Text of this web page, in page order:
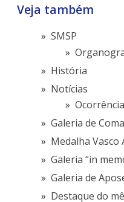
Veja também
SMSP
História
Notícias
Galeria de
Medalha
Galeria “in
Galeria de
Destaque do